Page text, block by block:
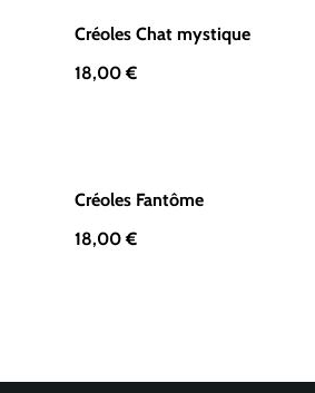
Créoles Chat mystique
18,00 €
Créoles Fantôme
18,00 €